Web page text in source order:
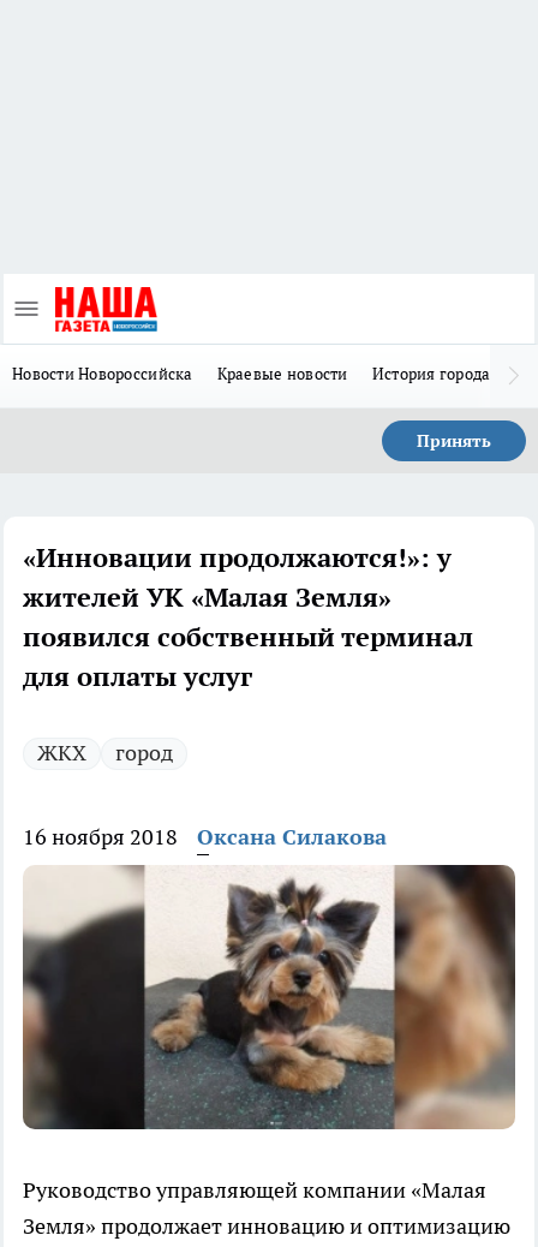
Новости Новороссийска Краевые новости История города Н
Принять
«Инновации продолжаются!»: у
жителей УК «Малая Земля»
появился собственный терминал
для оплаты услуг
ЖКХ город
16 ноября 2018 Оксана Силакова
Руководство управляющей компании «Малая
Земля» продолжает инновацию и оптимизацию